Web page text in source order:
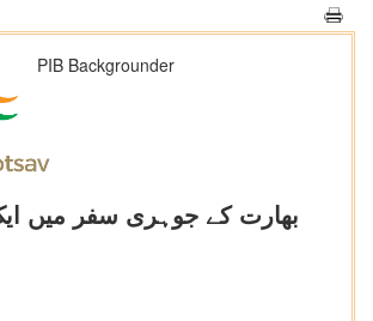
PIB Backgrounder
بھارت کے جوہری سفر میں